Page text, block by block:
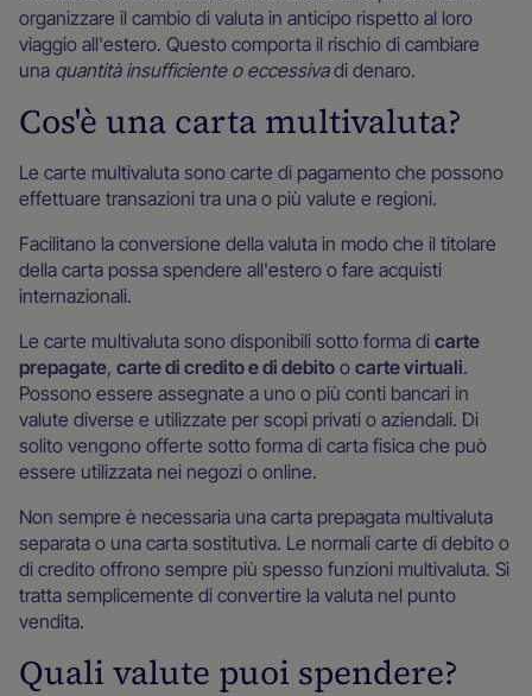
organizzare il cambio di valuta in anticipo rispetto al loro
viaggio all'estero. Questo comporta il rischio di cambiare
una quantità insufficiente o eccessivadi denaro.
Cos'è una carta multivaluta?
Le carte multivaluta sono carte di pagamento che possono
effettuare transazioni tra una o più valute e regioni.
Facilitano la conversione della valuta in modo che il titolare
della carta possa spendere all'estero o fare acquisti
internazionali.
Le carte multivaluta sono disponibili sotto forma di carte
prepagate, carte di credito e di debito o carte virtuali.
Possono essere assegnate a uno o più conti bancari in
valute diverse e utilizzate per scopi privati o aziendali. Di
solito vengono offerte sotto forma di carta fisica che può
essere utilizzata nei negozi o online.
Non sempre è necessaria una carta prepagata multivaluta
separata o una carta sostitutiva. Le normali carte di debito o
di credito offrono sempre più spesso funzioni multivaluta. Si
tratta semplicemente di convertire la valuta nel punto
vendita.
Quali valute puoi spendere?